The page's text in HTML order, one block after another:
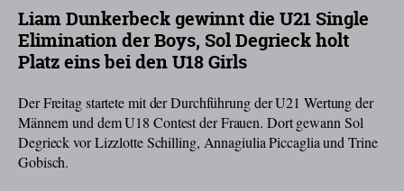
Liam Dunkerbeck gewinnt die U21 Single
Elimination der Boys, Sol Degrieck holt
Platz eins bei den U18 Girls
Der Freitag startete mit der Durchführung der U21 Wertung der
Männern und dem U18 Contest der Frauen. Dort gewann Sol
Degrieck vor Lizzlotte Schilling, Annagiulia Piccaglia und Trine
Gobisch.